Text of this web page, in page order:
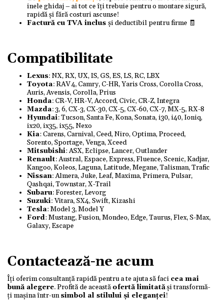
inele ghidaj – ai tot ce îți trebuie pentru o montare sigură,
rapidă și fără costuri ascunse!
Factură cu TVA inclus și deductibil pentru firme 🧾
Compatibilitate
Lexus: NX, RX, UX, IS, GS, ES, LS, RC, LBX
Toyota: RAV 4, Camry, C-HR, Yaris Cross, Corolla Cross,
Auris, Avensis, Corolla, Prius
Honda: CR-V, HR-V, Accord, Civic, CR-Z, Integra
Mazda: 3, 6, CX-3, CX-30, CX-5, CX-60, CX-7, MX-5, RX-8
Hyundai: Tucson, Santa Fe, Kona, Sonata, i30, i40, Ioniq,
ix20, ix35, ix55, Nexo
Kia: Carens, Carnival, Ceed, Niro, Optima, Proceed,
Sorento, Sportage, Venga, Xceed
Mitsubishi: ASX, Eclipse, Lancer, Outlander
Renault: Austral, Espace, Express, Fluence, Scenic, Kadjar,
Kangoo, Koleos, Laguna, Latitude, Megane, Talisman, Trafic
Nissan: Almera, Juke, Leaf, Maxima, Primera, Pulsar,
Qashqai, Townstar, X-Trail
Subaru: Forester, Levorg
Suzuki: Vitara, SX4, Swift, Kizashi
Tesla: Model 3, Model Y
Ford: Mustang, Fusion, Mondeo, Edge, Taurus, Flex, S-Max,
Galaxy, Escape
Contactează-ne acum
Îți oferim consultanță rapidă pentru a te ajuta să faci cea mai
bună alegere. Profită de această ofertă limitatăși transformă-
ți mașina într-unsimbol al stilului și eleganței!